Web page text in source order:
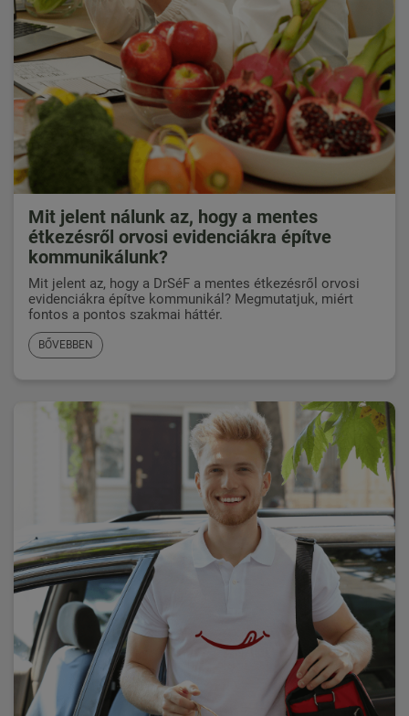
Mit jelent nálunk az, hogy a mentes
étkezésről orvosi evidenciákra építve
kommunikálunk?
Mit jelent az, hogy a DrSéF a mentes étkezésről orvosi
evidenciákra építve kommunikál? Megmutatjuk, miért
fontos a pontos szakmai háttér.
BŐVEBBEN